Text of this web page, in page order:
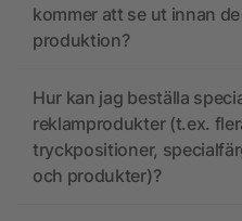
kommer att se ut innan de
produktion?
Hur kan jag beställa
reklamprodukter (t.ex.
tryckpositioner,
och produkter)?